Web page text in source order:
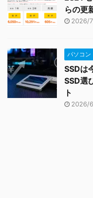
らの更
2026/
パソコン
SSDは
SSD選
ト
2026/